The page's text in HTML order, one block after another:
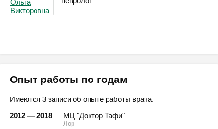
Опыт работы по годам
Имеются 3 записи об опыте работы врача.
2012 — 2018
МЦ "Доктор Тафи"
Лор